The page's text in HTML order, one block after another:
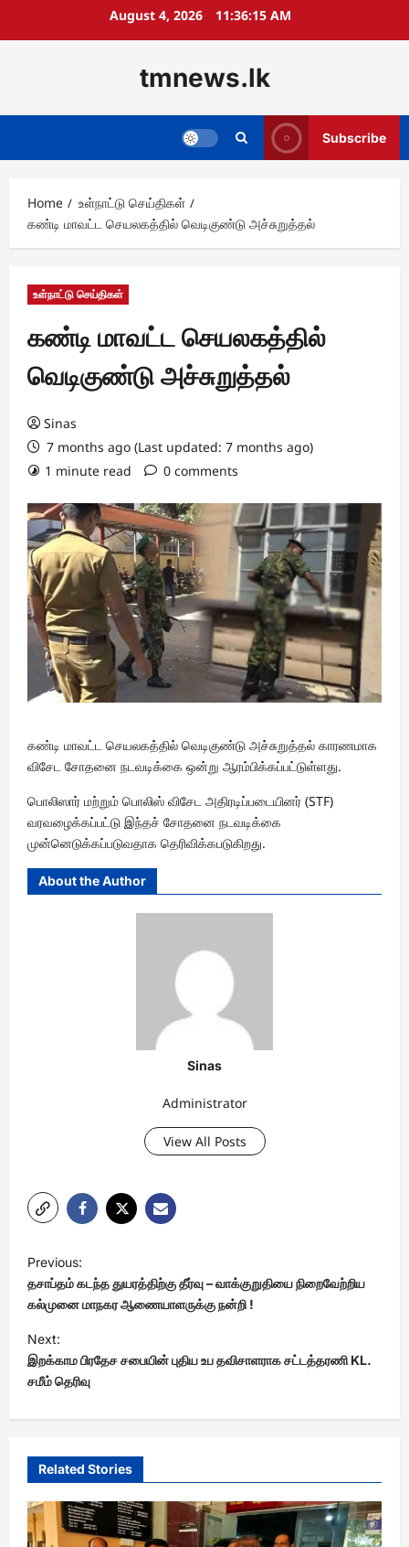
August 4, 2026 11:36:16 AM
tmnews.lk
Subscribe
Home
உள்நாட்டு செய்திகள்
கண்டி மாவட்ட செயலகத்தில் வெடிகுண்டு அச்சுறுத்தல்
உள்நாட்டு செய்திகள்
கண்டி மாவட்ட செயலகத்தில்
வெடிகுண்டு அச்சுறுத்தல்
Sinas
7 months ago (Last updated: 7 months ago)
1 minute read
0 comments
கண்டி மாவட்ட செயலகத்தில் வெடிகுண்டு அச்சுறுத்தல் காரணமாக
விசேட சோதனை நடவடிக்கை ஒன்று ஆரம்பிக்கப்பட்டுள்ளது.
பொலிஸார் மற்றும் பொலிஸ் விசேட அதிரடிப்படையினர் (STF)
வரவழைக்கப்பட்டு இந்தச் சோதனை நடவடிக்கை
முன்னெடுக்கப்படுவதாக தெரிவிக்கபடுகிறது.
About the Author
Sinas
Administrator
View All Posts
o
s
t
n
a
v
g
a
t
Previous:
தசாப்தம் கடந்த துயரத்திற்கு தீர்வு – வாக்குறுதியை நிறைவேற்றிய
கல்முனை மாநகர ஆணையாளருக்கு நன்றி !
Next:
இறக்காம பிரதேச சபையின் புதிய உப தவிசாளராக சட்டத்தரணி KL.
சமீம் தெரிவு
Related Stories